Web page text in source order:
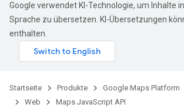
Google verwendet KI-Technologie, um Inhalte
Sprache zu übersetzen. KI-Übersetzungen
enthalten.
Startseite Produkte Google Maps Platform
Web
Maps JavaScript API